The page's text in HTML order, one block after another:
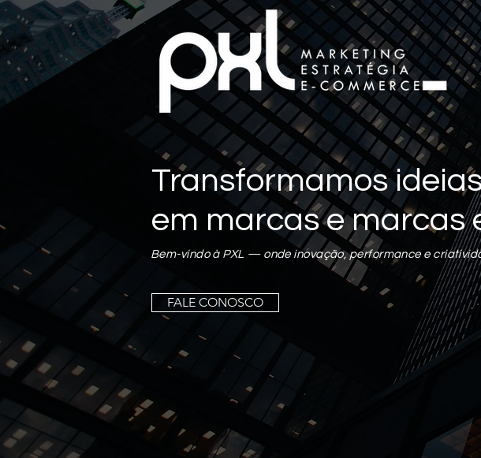
Transformamos
em marcas e marcas
Bem-vindo à PXL — onde inovação, performance e
FALE CONOSCO
Pedro Goularte
0 seguindo
Perfil Posts Likes do blog